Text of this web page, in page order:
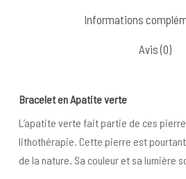
Informations
Avis (0)
Bracelet en Apatite verte
L’apatite verte fait partie de ces
lithothérapie. Cette pierre est
de la nature. Sa couleur et sa lumière